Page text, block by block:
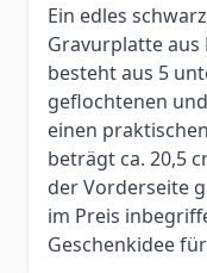
Ein edles
Gravurplatte aus
besteht aus 5
geflochtenen
einen
beträgt ca. 20,5
der Vorderseite
im Preis
Geschenkidee